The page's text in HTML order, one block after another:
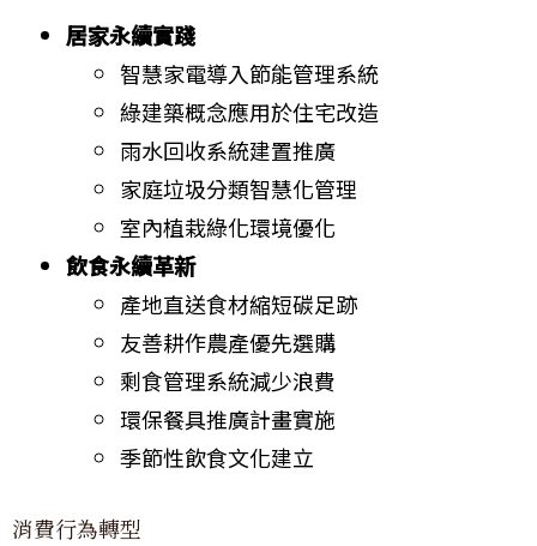
居家永續實踐
智慧家電導入節能管理系統
綠建築概念應用於住宅改造
雨水回收系統建置推廣
家庭垃圾分類智慧化管理
室內植栽綠化環境優化
飲食永續革新
產地直送食材縮短碳足跡
友善耕作農產優先選購
剩食管理系統減少浪費
環保餐具推廣計畫實施
季節性飲食文化建立
消費行為轉型